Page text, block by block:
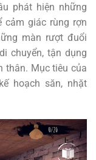
phát hiện những
cảm giác rùng rợn
màn rượt đuổi
chuyển, tận dụng
thân. Mục tiêu của
hoạch săn, nhặt